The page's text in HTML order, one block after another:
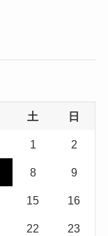
土 日
1 2
8 9
15 16
22 23